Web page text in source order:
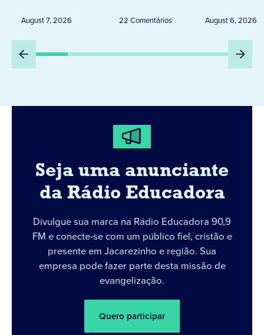
August 7, 2026 22 Comentários
Peru
August 6, 2026
Seja uma anunciante
da Rádio Educadora
Divulgue sua marca na Rádio Educadora 90,9
FM e conecte-se com um público fiel, cristão e
presente em Jacarezinho e região. Sua
empresa pode fazer parte desta missão de
evangelização.
Quero participar